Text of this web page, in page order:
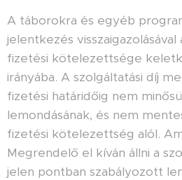
A táborokra és egyéb
jelentkezés
fizetési kötelezettsége
irányába. A szolgáltatási díj
fizetési határidőig nem
lemondásának, és nem
fizetési kötelezettség alól.
Megrendelő el kíván állni a
jelen pontban szabályozott